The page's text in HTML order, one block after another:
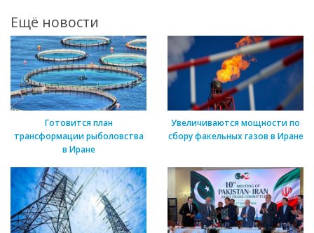
Ещё новости
Готовится план
трансформации рыболовства
в Иране
Увеличиваются мощности по
сбору факельных газов в Иране